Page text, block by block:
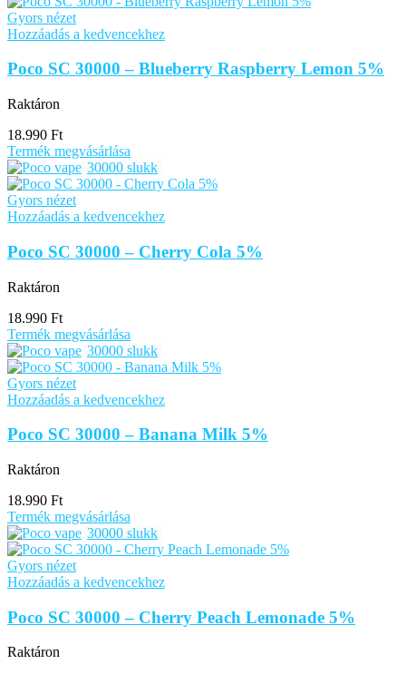
Gyors nézet
Hozzáadás a kedvencekhez
Poco SC 30000 – Blueberry Raspberry Lemon 5%
Raktáron
18.990 Ft
Termék megvásárlása
30000 slukk
Gyors nézet
Hozzáadás a kedvencekhez
Poco SC 30000 – Cherry Cola 5%
Raktáron
18.990 Ft
Termék megvásárlása
30000 slukk
Gyors nézet
Hozzáadás a kedvencekhez
Poco SC 30000 – Banana Milk 5%
Raktáron
18.990 Ft
Termék megvásárlása
30000 slukk
Gyors nézet
Hozzáadás a kedvencekhez
Poco SC 30000 – Cherry Peach Lemonade 5%
Raktáron